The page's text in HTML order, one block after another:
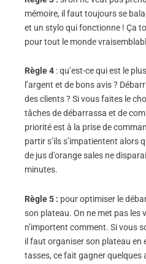
mémoire, il faut toujours se
et un stylo qui fonctionne ! Ça
pour tout le monde
Règle 4 : qu’est-ce qui est le
l’argent et de bons avis ?
des clients ? Si vous faites le
tâches de débarrassa et de
priorité est à la prise de
partir s’ils s’impatientent alors
de jus d’orange sales ne
minutes.
Règle 5 : pour optimiser le
son plateau. On ne met pas les
n’importent comment. Si vous
il faut organiser son plateau en
tasses, ce fait gagner quelques